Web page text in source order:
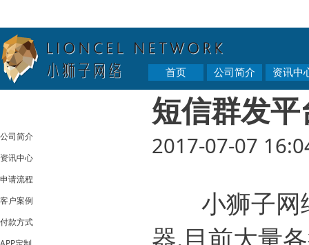
首页 公司简介 资讯中
公司简介
资讯中心
申请流程
客户案例
付款方式
短信群发
2017-07-07
小狮子网